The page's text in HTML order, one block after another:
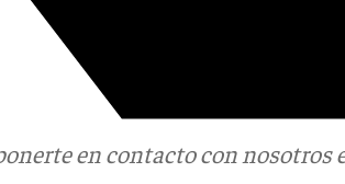
en contacto con nosotros